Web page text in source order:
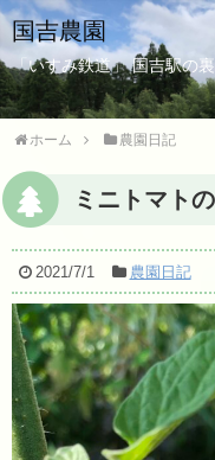
国吉農園
「いすみ鉄道」 国吉駅の
ホーム 農園日記
ミニトマト
2021/7/1 農園日記